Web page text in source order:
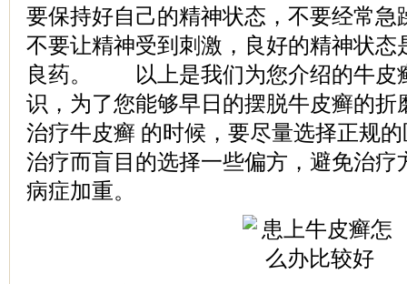
要保持好自己的精神状态，不要经常急
不要让精神受到刺激，良好的精神状态
良药。 以上是我们为您介绍的牛皮
识，为了您能够早日的摆脱牛皮癣的折
治疗牛皮癣 的时候，要尽量选择正规
治疗而盲目的选择一些偏方，避免治疗
病症加重。